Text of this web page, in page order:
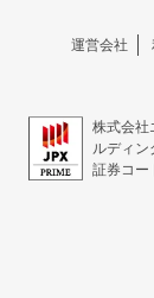
運営会社
株式会社
ルディン
証券コー